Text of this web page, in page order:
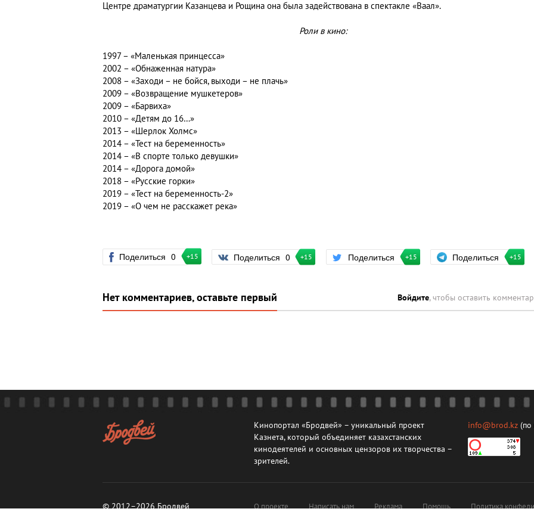
Центре драматургии Казанцева и Рощина она была задействована в спектакле «Ваал».
Роли в кино:
1997 – «Маленькая принцесса»
2002 – «Обнаженная натура»
2008 – «Заходи – не бойся, выходи – не плачь»
2009 – «Возвращение мушкетеров»
2009 – «Барвиха»
2010 – «Детям до 16…»
2013 – «Шерлок Холмс»
2014 – «Тест на беременность»
2014 – «В спорте только девушки»
2014 – «Дорога домой»
2018 – «Русские горки»
2019 – «Тест на беременность-2»
2019 – «О чем не расскажет река»
Поделиться 0 +15 Поделиться 0 +15 Поделиться +15 Поделиться +15
Нет комментариев, оставьте первый Войдите, чтобы оставить
Кинопортал «Бродвей» – уникальный проект
Казнета, который объединяет казахстанских
кинодеятелей и основных цензоров их творчества –
зрителей.
info@brod.kz (по
© 2012–2026 Бродвей О проекте Написать нам Реклама Помощь Политика